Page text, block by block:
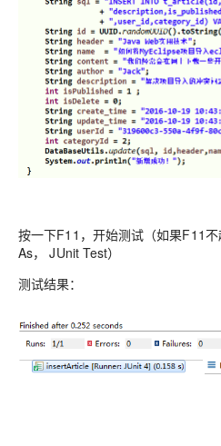
按一下F11，开始测试（如果F11
As， JUnit Test）
测试结果：